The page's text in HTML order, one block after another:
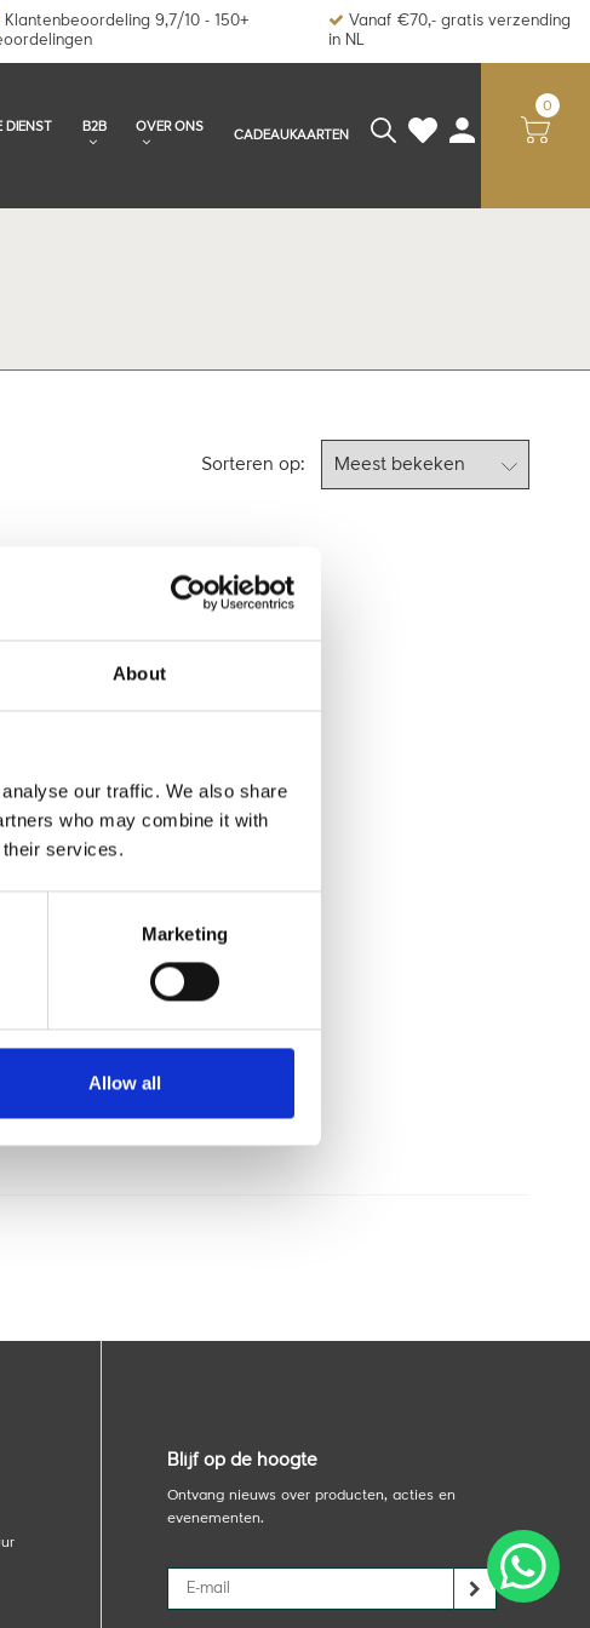
About
our traffic. We also share
who may combine it with
their services.
Marketing
Allow all
Klantenbeoordeling 9,7/10 - 150+
Vanaf €70,- gratis verzending
in NL
DIENST B2B OVER ONS
CADEAUKAARTEN
0
Sorteren op:
Blijf op de hoogte
Ontvang nieuws over producten, acties en
evenementen.